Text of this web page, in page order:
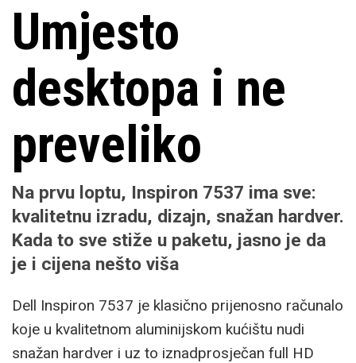
Umjesto
desktopa i ne
preveliko
Na prvu loptu, Inspiron 7537 ima sve:
kvalitetnu izradu, dizajn, snažan hardver.
Kada to sve stiže u paketu, jasno je da
je i cijena nešto viša
Dell Inspiron 7537 je klasično prijenosno računalo
koje u kvalitetnom aluminijskom kućištu nudi
snažan hardver i uz to iznadprosječan full HD